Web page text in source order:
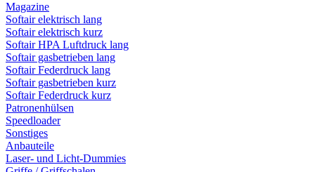
Magazine
Softair elektrisch lang
Softair elektrisch kurz
Softair HPA Luftdruck lang
Softair gasbetrieben lang
Softair Federdruck lang
Softair gasbetrieben kurz
Softair Federdruck kurz
Patronenhülsen
Speedloader
Sonstiges
Anbauteile
Laser- und Licht-Dummies